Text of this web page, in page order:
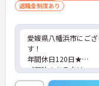
退職金制度あり
愛媛県八幡浜市にご
す！
年間休日120日★
ご興味のある方は、
せください。